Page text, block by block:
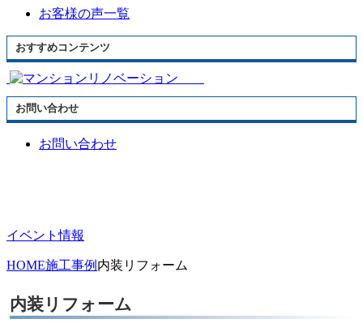
お客様の声一覧
おすすめコンテンツ
お問い合わせ
お問い合わせ
イベント情報
HOME施工事例 内装リフォーム
内装リフォーム